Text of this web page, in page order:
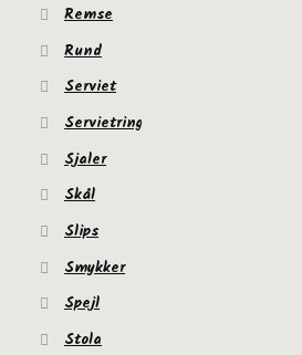
Remse
Rund
Serviet
Servietring
Sjaler
Skål
Slips
Smykker
Spejl
Stola